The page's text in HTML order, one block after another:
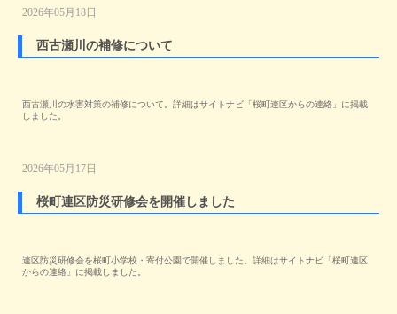
2026年05月18日
西古瀬川の補修について
西古瀬川の水害対策の補修について。詳細はサイトナビ「桜町連区からの連絡」に掲載
しました。
2026年05月17日
桜町連区防災研修会を開催しました
連区防災研修会を桜町小学校・寄付公園で開催しました。詳細はサイトナビ「桜町連区
からの連絡」に掲載しました。